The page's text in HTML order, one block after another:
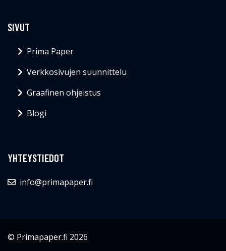
SIVUT
Prima Paper
Verkkosivujen suunnittelu
Graafinen ohjeistus
Blogi
YHTEYSTIEDOT
info@primapaper.fi
© Primapaper.fi 2026